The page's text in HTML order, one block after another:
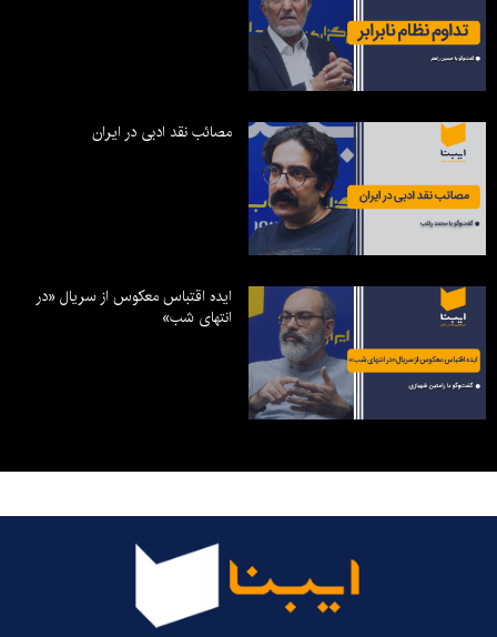
مصائب نقد ادبی در ایران
ایده اقتباس معکوس از سریال «در
انتهای شب»